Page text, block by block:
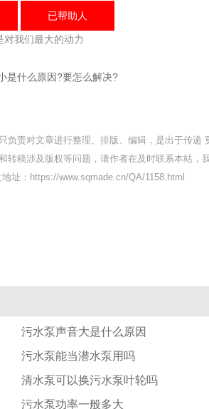
已帮助人
对我们最大的动力
是什么原因?要怎么解决?
责对文章进行整理、排版、编辑，是出于传递
稿涉及版权等问题，请作者在及时联系本站，
地址：https://www.sqmade.cn/QA/1158.html
污水泵声音大是什么原因
污水泵能当潜水泵用吗
清水泵可以换污水泵叶轮吗
污水泵功率一般多大